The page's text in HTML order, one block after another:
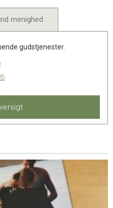
menighed
gudstjenester.